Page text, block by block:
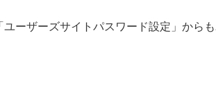
ーザーズサイトパスワード設定」から